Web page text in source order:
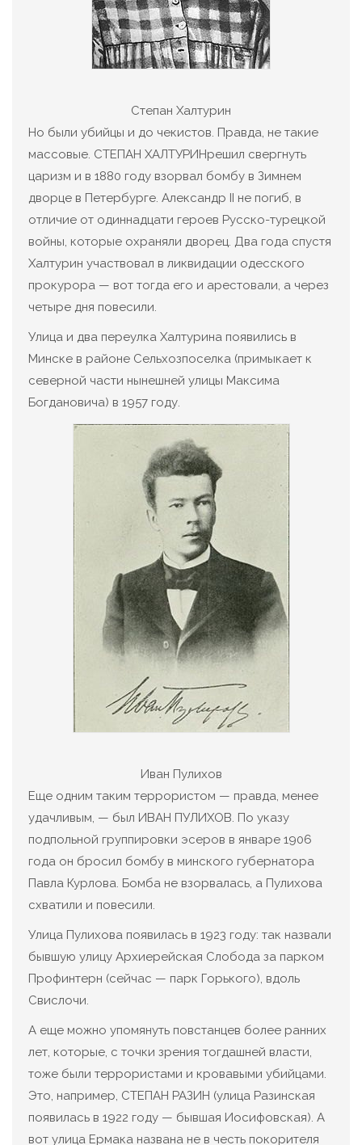
Степан Халтурин
Но были убийцы и до чекистов. Правда, не такие
массовые. СТЕПАН ХАЛТУРИНрешил свергнуть
царизм и в 1880 году взорвал бомбу в Зимнем
дворце в Петербурге. Александр ІІ не погиб, в
отличие от одиннадцати героев Русско-турецкой
войны, которые охраняли дворец. Два года спустя
Халтурин участвовал в ликвидации одесского
прокурора — вот тогда его и арестовали, а через
четыре дня повесили.
Улица и два переулка Халтурина появились в
Минске в районе Сельхозпоселка (примыкает к
северной части нынешней улицы Максима
Богдановича) в 1957 году.
Иван Пулихов
Еще одним таким террористом — правда, менее
удачливым, — был ИВАН ПУЛИХОВ. По указу
подпольной группировки эсеров в январе 1906
года он бросил бомбу в минского губернатора
Павла Курлова. Бомба не взорвалась, а Пулихова
схватили и повесили.
Улица Пулихова появилась в 1923 году: так назвали
бывшую улицу Архиерейская Слобода за парком
Профинтерн (сейчас — парк Горького), вдоль
Свислочи.
А еще можно упомянуть повстанцев более ранних
лет, которые, с точки зрения тогдашней власти,
тоже были террористами и кровавыми убийцами.
Это, например, СТЕПАН РАЗИН (улица Разинская
появилась в 1922 году — бывшая Иосифовская). А
вот улица Ермака названа не в честь покорителя